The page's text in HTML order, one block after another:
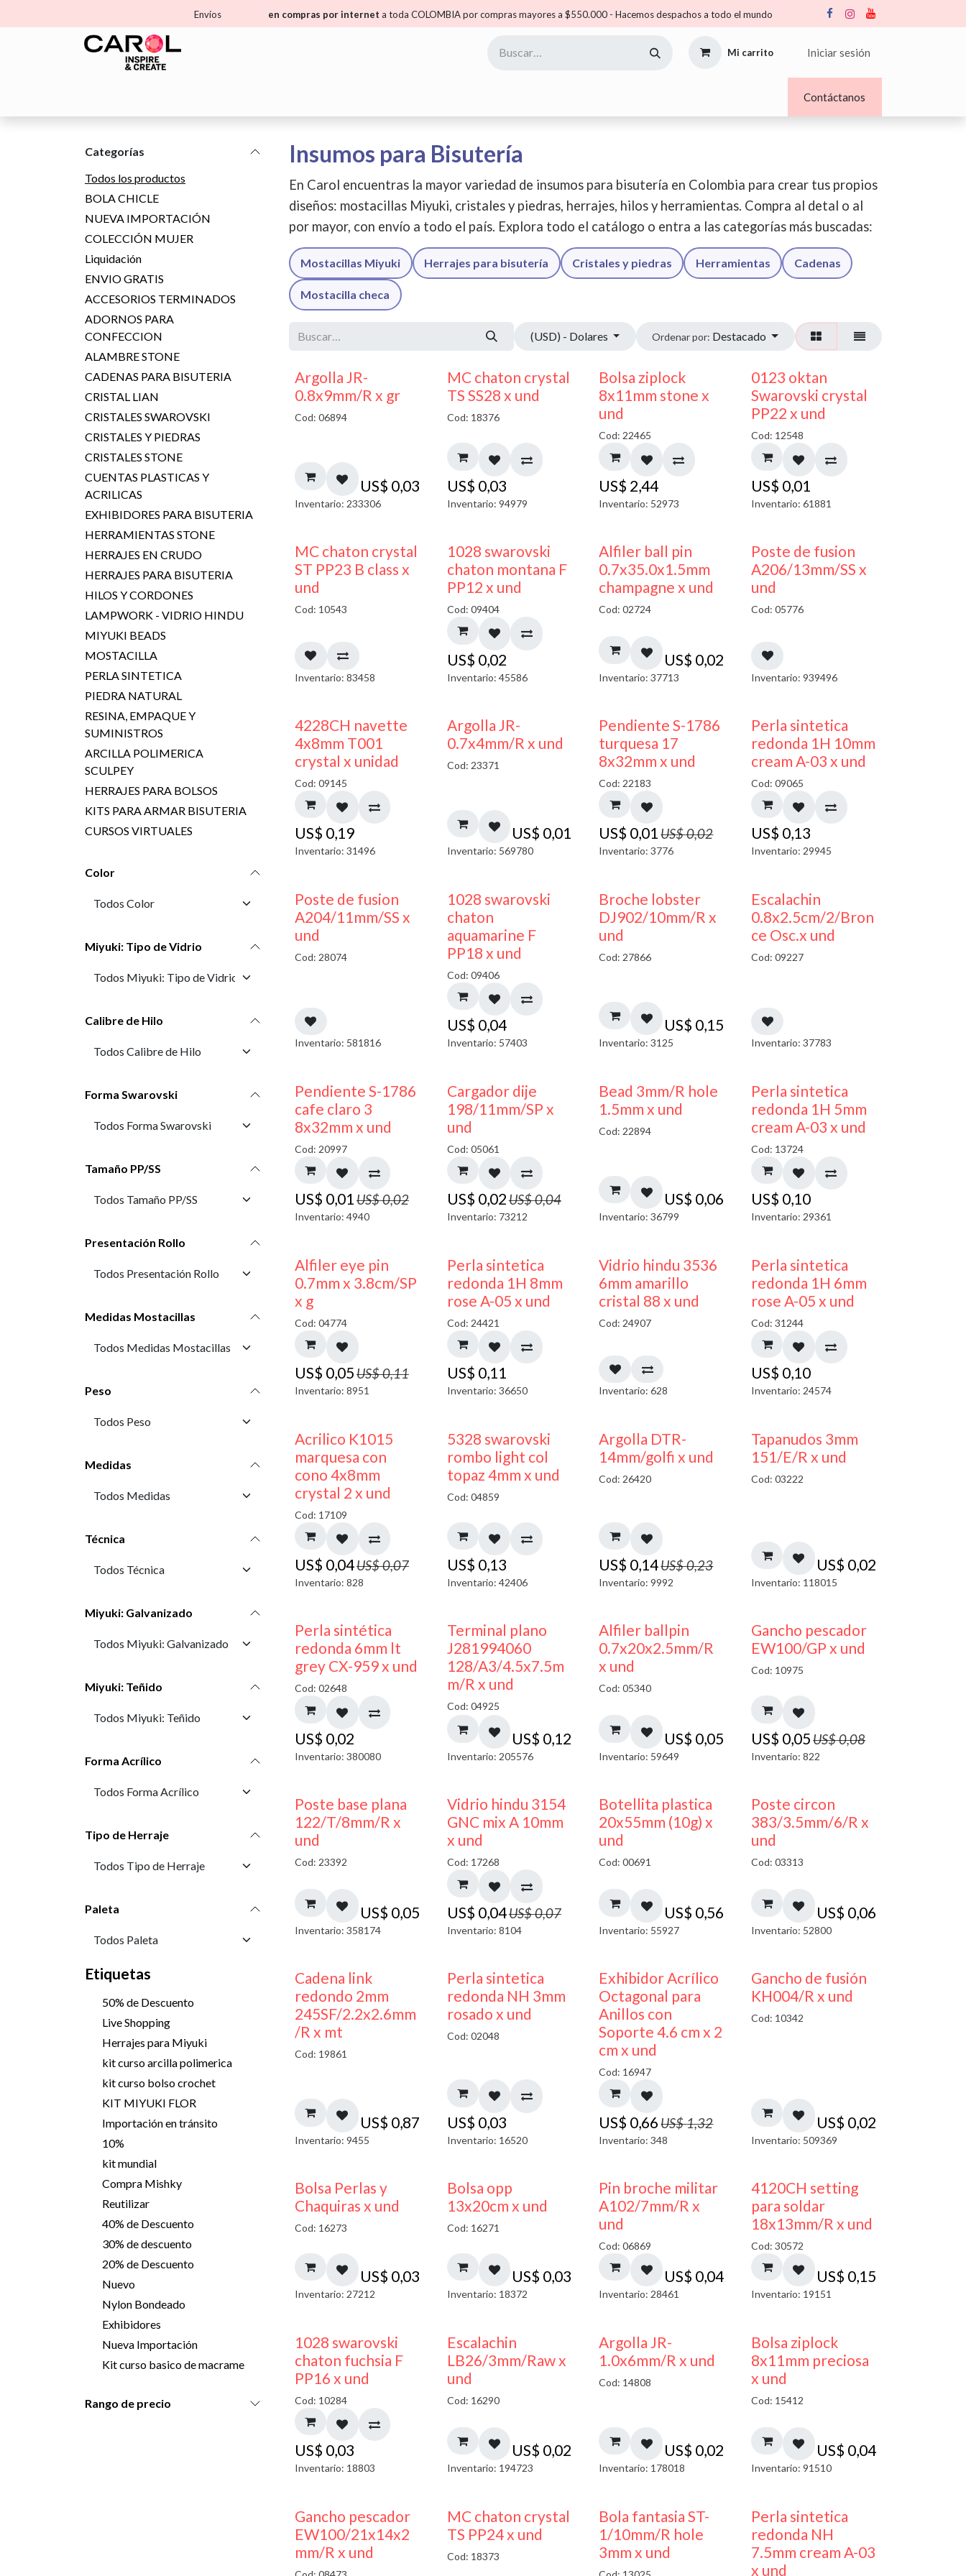
Envíos en compras por internet a toda COLOMBIA por compras mayores a $550.000 - Hacemos despachos a todo el mundo
Mi carrito Iniciar sesión
Contáctanos
Categorías
Todos los productos
BOLA CHICLE
NUEVA IMPORTACIÓN
COLECCIÓN MUJER
Liquidación
ENVIO GRATIS
ACCESORIOS TERMINADOS
ADORNOS PARA
CONFECCION
ALAMBRE STONE
CADENAS PARA BISUTERIA
CRISTAL LIAN
CRISTALES SWAROVSKI
CRISTALES Y PIEDRAS
CRISTALES STONE
CUENTAS PLASTICAS Y
ACRILICAS
EXHIBIDORES PARA BISUTERIA
HERRAMIENTAS STONE
HERRAJES EN CRUDO
HERRAJES PARA BISUTERIA
HILOS Y CORDONES
LAMPWORK - VIDRIO HINDU
MIYUKI BEADS
MOSTACILLA
PERLA SINTETICA
PIEDRA NATURAL
RESINA, EMPAQUE Y
SUMINISTROS
ARCILLA POLIMERICA
SCULPEY
HERRAJES PARA BOLSOS
KITS PARA ARMAR BISUTERIA
CURSOS VIRTUALES
Color
Miyuki: Tipo de Vidrio
Calibre de Hilo
Forma Swarovski
Tamaño PP/SS
Presentación Rollo
Medidas Mostacillas
Peso
Medidas
Técnica
Miyuki: Galvanizado
Miyuki: Teñido
Forma Acrílico
Tipo de Herraje
Paleta
Etiquetas
50% de Descuento
Live Shopping
Herrajes para Miyuki
kit curso arcilla polimerica
kit curso bolso crochet
KIT MIYUKI FLOR
Importación en tránsito
10%
kit mundial
Compra Mishky
Reutilizar
40% de Descuento
30% de descuento
20% de Descuento
Nuevo
Nylon Bondeado
Exhibidores
Nueva Importación
Kit curso basico de macrame
Rango de precio
Insumos para Bisutería
En Carol encuentras la mayor variedad de insumos para bisutería en Colombia para crear tus propios
diseños: mostacillas Miyuki, cristales y piedras, herrajes, hilos y herramientas. Compra al detal o al
por mayor, con envío a todo el país. Explora todo el catálogo o entra a las categorías más buscadas:
Mostacillas Miyuki Herrajes para bisutería Cristales y piedras Herramientas Cadenas
Mostacilla checa
(USD) - Dolares Ordenar por: Destacado
Argolla JR-
0.8x9mm/R x gr
Cod: 06894
US$ 0,03
Inventario: 233306
MC chaton crystal
TS SS28 x und
Cod: 18376
US$ 0,03
Inventario: 94979
¡NUEVO!
Bolsa ziplock
8x11mm stone x
und
Cod: 22465
US$ 2,44
Inventario: 52973
0123 oktan
Swarovski crystal
PP22 x und
Cod: 12548
US$ 0,01
Inventario: 61881
MC chaton crystal
ST PP23 B class x
und
Cod: 10543
Inventario: 83458
1028 swarovski
chaton montana F
PP12 x und
Cod: 09404
US$ 0,02
Inventario: 45586
Alfiler ball pin
0.7x35.0x1.5mm
champagne x und
Cod: 02724
US$ 0,02
Inventario: 37713
Poste de fusion
A206/13mm/SS x
und
Cod: 05776
Inventario: 939496
4228CH navette
4x8mm T001
crystal x unidad
Cod: 09145
US$ 0,19
Inventario: 31496
Argolla JR-
0.7x4mm/R x und
Cod: 23371
US$ 0,01
Inventario: 569780
50% DESCUENTO
Pendiente S-1786
turquesa 17
8x32mm x und
Cod: 22183
US$ 0,01 US$0,02
Inventario: 3776
Perla sintetica
redonda 1H 10mm
cream A-03 x und
Cod: 09065
US$ 0,13
Inventario: 29945
Poste de fusion
A204/11mm/SS x
und
Cod: 28074
Inventario: 581816
1028 swarovski
chaton
aquamarine F
PP18 x und
Cod: 09406
US$ 0,04
Inventario: 57403
Broche lobster
DJ902/10mm/R x
und
Cod: 27866
US$ 0,15
Inventario: 3125
Escalachin
0.8x2.5cm/2/Bron
ce Osc.x und
Cod: 09227
Inventario: 37783
50% DESCUENTO
Pendiente S-1786
cafe claro 3
8x32mm x und
Cod: 20997
US$ 0,01US$0,02
Inventario: 4940
50% DESCUENTO
Cargador dije
198/11mm/SP x
und
Cod: 05061
US$ 0,02US$0,04
Inventario: 73212
Bead 3mm/R hole
1.5mm x und
Cod: 22894
US$ 0,06
Inventario: 36799
Perla sintetica
redonda 1H 5mm
cream A-03 x und
Cod: 13724
US$ 0,10
Inventario: 29361
50% DESCUENTO
Alfiler eye pin
0.7mm x 3.8cm/SP
x g
Cod: 04774
US$ 0,05US$0,11
Inventario: 8951
Perla sintetica
redonda 1H 8mm
rose A-05 x und
Cod: 24421
US$ 0,11
Inventario: 36650
Vidrio hindu 3536
6mm amarillo
cristal 88 x und
Cod: 24907
Inventario: 628
Perla sintetica
redonda 1H 6mm
rose A-05 x und
Cod: 31244
US$ 0,10
Inventario: 24574
50% DESCUENTO
Acrilico K1015
marquesa con
cono 4x8mm
crystal 2 x und
Cod: 17109
US$ 0,04US$0,07
Inventario: 828
5328 swarovski
rombo light col
topaz 4mm x und
Cod: 04859
US$ 0,13
Inventario: 42406
40% DESCUENTO
Argolla DTR-
14mm/golfi x und
Cod: 26420
US$ 0,14US$0,23
Inventario: 9992
Tapanudos 3mm
151/E/R x und
Cod: 03222
US$ 0,02
Inventario: 118015
Perla sintética
redonda 6mm lt
grey CX-959 x und
Cod: 02648
US$ 0,02
Inventario: 380080
Terminal plano
J281994060
128/A3/4.5x7.5m
m/R x und
Cod: 04925
US$ 0,12
Inventario: 205576
Alfiler ballpin
0.7x20x2.5mm/R
x und
Cod: 05340
US$ 0,05
Inventario: 59649
40% DESCUENTO
Gancho pescador
EW100/GP x und
Cod: 10975
US$ 0,05US$0,08
Inventario: 822
Poste base plana
122/T/8mm/R x
und
Cod: 23392
US$ 0,05
Inventario: 358174
40% DESCUENTO
Vidrio hindu 3154
GNC mix A 10mm
x und
Cod: 17268
US$ 0,04US$0,07
Inventario: 8104
Botellita plastica
20x55mm (10g) x
und
Cod: 00691
US$ 0,56
Inventario: 55927
Poste circon
383/3.5mm/6/R x
und
Cod: 03313
US$ 0,06
Inventario: 52800
Cadena link
redondo 2mm
245SF/2.2x2.6mm
/R x mt
Cod: 19861
US$ 0,87
Inventario: 9455
Perla sintetica
redonda NH 3mm
rosado x und
Cod: 02048
US$ 0,03
Inventario: 16520
50% DESCUENTO
Exhibidor Acrílico
Octagonal para
Anillos con
Soporte 4.6 cm x 2
cm x und
Cod: 16947
US$ 0,66 US$1,32
Inventario: 348
Gancho de fusión
KH004/R x und
Cod: 10342
US$ 0,02
Inventario: 509369
Bolsa Perlas y
Chaquiras x und
Cod: 16273
US$ 0,03
Inventario: 27212
Bolsa opp
13x20cm x und
Cod: 16271
US$ 0,03
Inventario: 18372
Pin broche militar
A102/7mm/R x
und
Cod: 06869
US$ 0,04
Inventario: 28461
4120CH setting
para soldar
18x13mm/R x und
Cod: 30572
US$ 0,15
Inventario: 19151
1028 swarovski
chaton fuchsia F
PP16 x und
Cod: 10284
US$ 0,03
Inventario: 18803
Escalachin
LB26/3mm/Raw x
und
Cod: 16290
US$ 0,02
Inventario: 194723
Argolla JR-
1.0x6mm/R x und
Cod: 14808
US$ 0,02
Inventario: 178018
¡NUEVO!
Bolsa ziplock
8x11mm preciosa
x und
Cod: 15412
US$ 0,04
Inventario: 91510
Gancho pescador
EW100/21x14x2
mm/R x und
MC chaton crystal
TS PP24 x und
Cod: 18373
Bola fantasia ST-
1/10mm/R hole
3mm x und
Perla sintetica
redonda NH
7.5mm cream A-03
x und